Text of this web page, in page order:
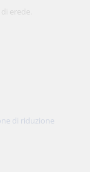
erede.
di riduzione